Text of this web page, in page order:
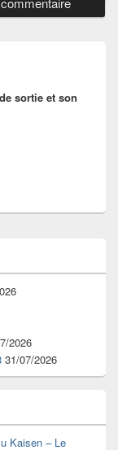
sortie et son
2026
31/07/2026
Kaisen – Le